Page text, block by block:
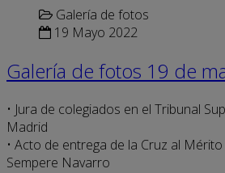
Galería de fotos
19 Mayo 2022
Galería de fotos 19 de
• Jura de colegiados en el Tribunal
Madrid
• Acto de entrega de la Cruz al
Sempere Navarro